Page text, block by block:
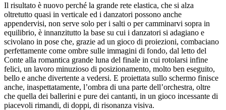
Il risultato è nuovo perché la grande rete elastica, che si alza
oltretutto quasi in verticale ed i danzatori possono anche
appendervisi, non serve solo per i salti o per camminarvi sopra in
equilibrio, è innanzitutto la base su cui i danzatori si adagiano e
scivolano in pose che, grazie ad un gioco di proiezioni, combaciano
perfettamente come ombre sulle immagini di fondo, dal letto del
Conte alla romantica grande luna del finale in cui rotolarsi infine
felici, un lavoro minuzioso di posizionamento, molto ben eseguito,
bello e anche divertente a vedersi. E proiettata sullo schermo finisce
anche, inaspettatamente, l’ombra di una parte dell’orchestra, oltre
che quella dei ballerini e pure dei cantanti, in un gioco incessante di
piacevoli rimandi, di doppi, di risonanza visiva.